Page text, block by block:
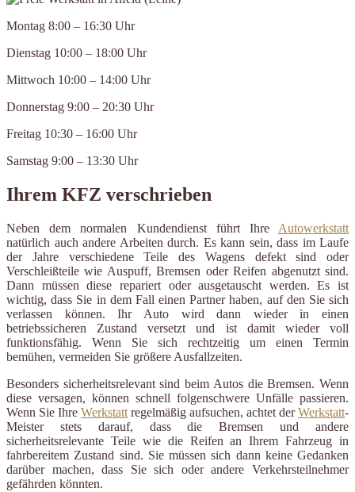
Montag 8:00 – 16:30 Uhr
Dienstag 10:00 – 18:00 Uhr
Mittwoch 10:00 – 14:00 Uhr
Donnerstag 9:00 – 20:30 Uhr
Freitag 10:30 – 16:00 Uhr
Samstag 9:00 – 13:30 Uhr
Ihrem KFZ verschrieben
Neben dem normalen Kundendienst führt Ihre Autowerkstatt
natürlich auch andere Arbeiten durch. Es kann sein, dass im Laufe
der Jahre verschiedene Teile des Wagens defekt sind oder
Verschleißteile wie Auspuff, Bremsen oder Reifen abgenutzt sind.
Dann müssen diese repariert oder ausgetauscht werden. Es ist
wichtig, dass Sie in dem Fall einen Partner haben, auf den Sie sich
verlassen können. Ihr Auto wird dann wieder in einen
betriebssicheren Zustand versetzt und ist damit wieder voll
funktionsfähig. Wenn Sie sich rechtzeitig um einen Termin
bemühen, vermeiden Sie größere Ausfallzeiten.
Besonders sicherheitsrelevant sind beim Autos die Bremsen. Wenn
diese versagen, können schnell folgenschwere Unfälle passieren.
Wenn Sie Ihre Werkstatt regelmäßig aufsuchen, achtet derWerkstatt-
Meister stets darauf, dass die Bremsen und andere
sicherheitsrelevante Teile wie die Reifen an Ihrem Fahrzeug in
fahrbereitem Zustand sind. Sie müssen sich dann keine Gedanken
darüber machen, dass Sie sich oder andere Verkehrsteilnehmer
gefährden könnten.